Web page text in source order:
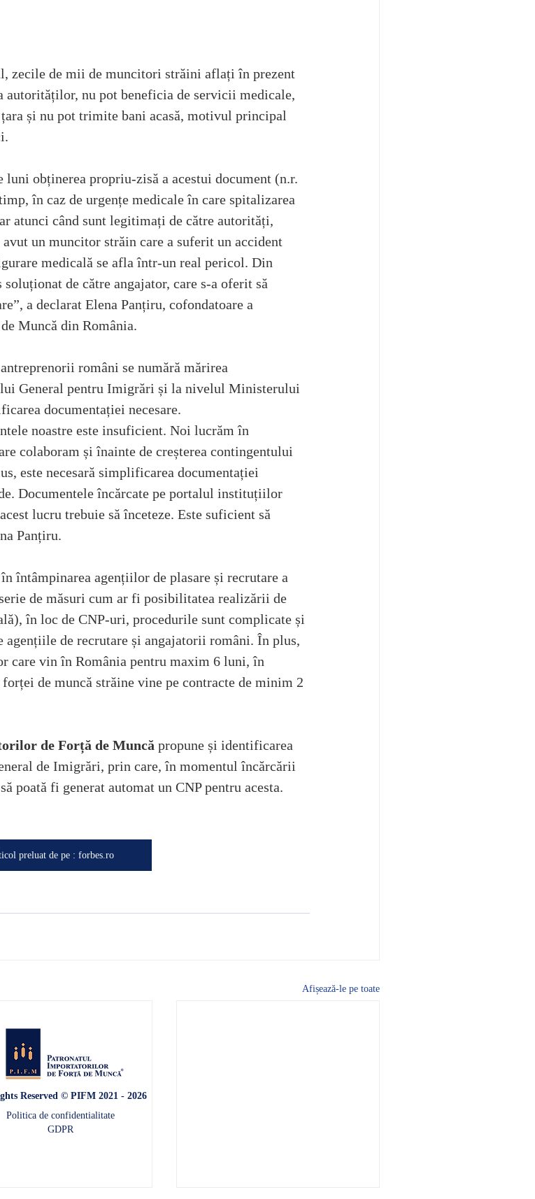
zecile de mii de muncitori străini aflați în prezent
autorităților, nu pot beneficia de servicii medicale,
și nu pot trimite bani acasă, motivul principal
luni obținerea propriu-zisă a acestui document (n.r.
în caz de urgențe medicale în care spitalizarea
atunci când sunt legitimați de către autorități,
un muncitor străin care a suferit un accident
medicală se afla într-un real pericol. Din
de către angajator, care s-a oferit să
a declarat Elena Panțiru, cofondatoare a
Muncă din România.
români se numără mărirea
General pentru Imigrări și la nivelul Ministerului
documentației necesare.
noastre este insuficient. Noi lucrăm în
colaboram și înainte de creșterea contingentului
este necesară simplificarea documentației
Documentele încărcate pe portalul instituțiilor
lucru trebuie să înceteze. Este suficient să
Panțiru.
întâmpinarea agențiilor de plasare și recrutare a
de măsuri cum ar fi posibilitatea realizării de
în loc de CNP-uri, procedurile sunt complicate și
agențiile de recrutare și angajatorii români. În plus,
care vin în România pentru maxim 6 luni, în
de muncă străine vine pe contracte de minim 2
de Forță de Muncă propune și identificarea
de Imigrări, prin care, în momentul încărcării
poată fi generat automat un CNP pentru acesta.
preluat de pe : forbes.ro
Afișează-le pe toate
Reserved © PIFM 2021 - 2026
Politica de confidentialitate
GDPR